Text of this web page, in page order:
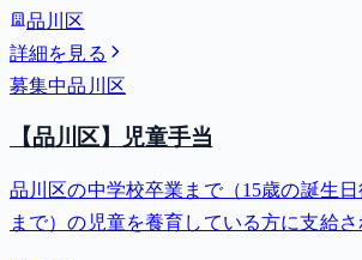
品川区
詳細を見る
募集中品川区
【品川区】児童手当
品川区の中学校卒業まで（15歳の誕生日
まで）の児童を養育している方に支給